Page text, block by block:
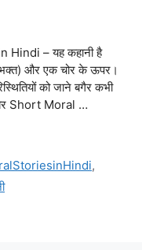
Hindi – यह कहानी है
भक्त) और एक चोर के ऊपर।
को जाने बगैर कभी
Short Moral …
,